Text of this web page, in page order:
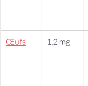
Œufs 1,2 mg